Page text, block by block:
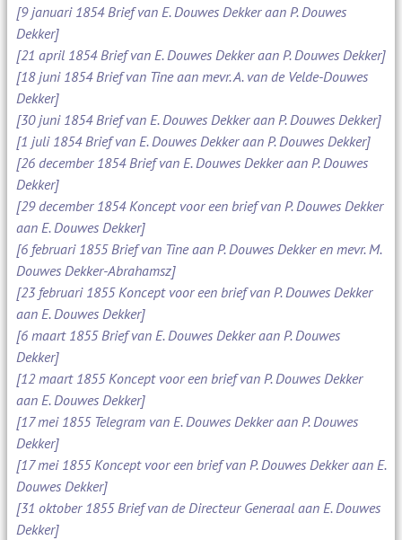
[9 januari 1854 Brief van E. Douwes Dekker aan P. Douwes
Dekker]
[21 april 1854 Brief van E. Douwes Dekker aan P. Douwes Dekker]
[18 juni 1854 Brief van Tine aan mevr. A. van de Velde-Douwes
Dekker]
[30 juni 1854 Brief van E. Douwes Dekker aan P. Douwes Dekker]
[1 juli 1854 Brief van E. Douwes Dekker aan P. Douwes Dekker]
[26 december 1854 Brief van E. Douwes Dekker aan P. Douwes
Dekker]
[29 december 1854 Koncept voor een brief van P. Douwes Dekker
aan E. Douwes Dekker]
[6 februari 1855 Brief van Tine aan P. Douwes Dekker en mevr. M.
Douwes Dekker-Abrahamsz]
[23 februari 1855 Koncept voor een brief van P. Douwes Dekker
aan E. Douwes Dekker]
[6 maart 1855 Brief van E. Douwes Dekker aan P. Douwes
Dekker]
[12 maart 1855 Koncept voor een brief van P. Douwes Dekker
aan E. Douwes Dekker]
[17 mei 1855 Telegram van E. Douwes Dekker aan P. Douwes
Dekker]
[17 mei 1855 Koncept voor een brief van P. Douwes Dekker aan E.
Douwes Dekker]
[31 oktober 1855 Brief van de Directeur Generaal aan E. Douwes
Dekker]